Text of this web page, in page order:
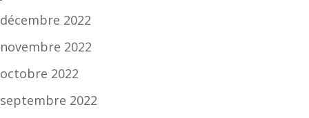
décembre 2022
novembre 2022
octobre 2022
septembre 2022